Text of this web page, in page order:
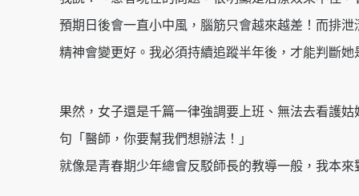
預期日後會一直小中風，腦筋只會越來越差！而排
精神會變更好。我必須持續追蹤半年後，才能判斷
果然，女子還是千篇一律強調要上班、無法去看護
句「醫師，你要幫我們想辦法！」
就像是青春期少年總會反駁師長的教導一般，我本